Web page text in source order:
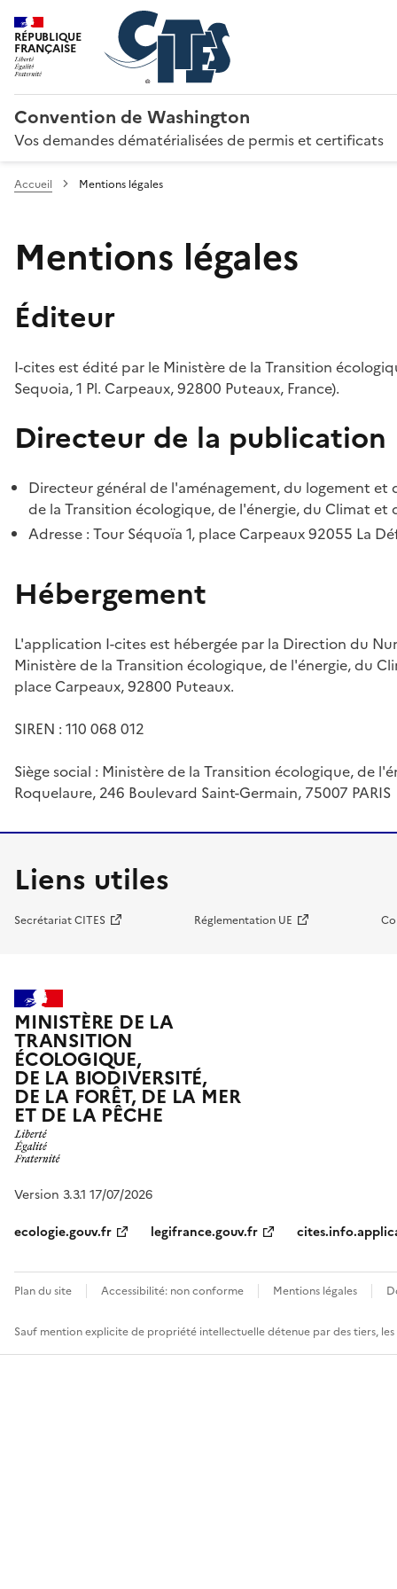
RÉPUBLIQUE
FRANÇAISE
Convention de Washington
Vos demandes dématérialisées de permis et certificats
Accueil Mentions légales
Mentions légales
Éditeur
I-cites est édité par le Ministère de la Transition
Sequoia, 1 Pl. Carpeaux, 92800 Puteaux, France).
Directeur de la publication
Directeur général de l'aménagement, du logement
de la Transition écologique, de l'énergie, du Climat et
Adresse : Tour Séquoïa 1, place Carpeaux 92055 La
Hébergement
L'application I-cites est hébergée par la Direction du
Ministère de la Transition écologique, de l'énergie, du
place Carpeaux, 92800 Puteaux.
SIREN : 110 068 012
Siège social : Ministère de la Transition écologique, de
Roquelaure, 246 Boulevard Saint-Germain, 75007 PARIS
Liens utiles
Secrétariat CITES Réglementation UE
MINISTÈRE DE LA
TRANSITION
ÉCOLOGIQUE,
DE LA BIODIVERSITÉ,
DE LA FORÊT, DE LA MER
ET DE LA PÊCHE
Version 3.3.1 17/07/2026
ecologie.gouv.fr
legifrance.gouv.fr
Plan du site Accessibilité: non conforme Mentions légales
Sauf mention explicite de propriété intellectuelle détenue par des tiers,